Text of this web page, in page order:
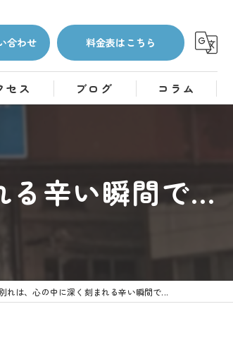
合わせ 料金表はこちら
セス ブログ コラム
る辛い瞬間で...
れは、心の中に深く刻まれる辛い瞬間で...